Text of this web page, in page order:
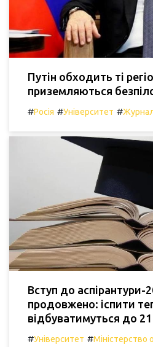
Путін обходить ті
приземляються
#Росія #Університет #
Вступ до аспірантури-
продовжено: іспити
відбуватимуться до
#Університет #Міністерство